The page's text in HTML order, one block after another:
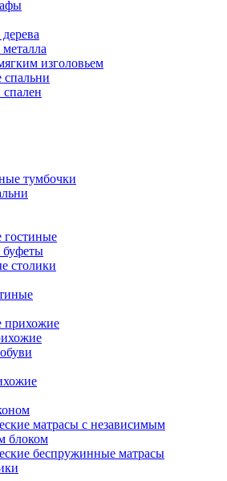
изголовьем
тумбочки
столики
прихожие
матрасы с независимым
блоком
беспружинные матрасы